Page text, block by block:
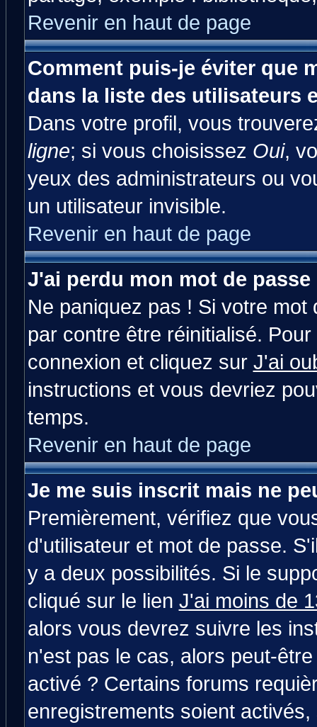
Revenir en haut de page
Comment puis-je éviter que
dans la liste des utilisateurs
Dans votre profil, vous
ligne; si vous choisissez Oui,
yeux des administrateurs ou
un utilisateur invisible.
Revenir en haut de page
J'ai perdu mon mot de passe
Ne paniquez pas ! Si votre
par contre être réinitialisé.
connexion et cliquez sur J'ai
instructions et vous devriez
temps.
Revenir en haut de page
Je me suis inscrit mais ne
Premièrement, vérifiez que
d'utilisateur et mot de passe.
y a deux possibilités. Si le
cliqué sur le lien J'ai moins de
alors vous devrez suivre les
n'est pas le cas, alors peut-
activé ? Certains forums
enregistrements soient